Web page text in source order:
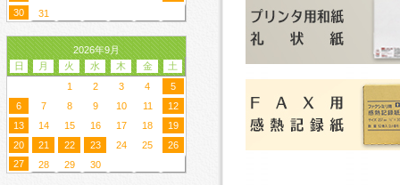
30
31
2026年9月
日
月 火 水 木 金
土
1
2 3 4
5
6
7 8 9 10 11
12
13
14 15 16 17 18
19
20
21 22 23 24 25
26
27
28 29 30